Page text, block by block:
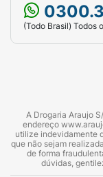
(Todo Brasil) Todos
A Drogaria Araujo
endereço
utilize indevidamente
que não sejam
de forma
dúvidas,